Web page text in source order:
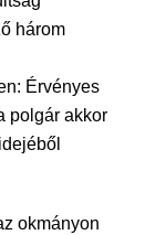
három
Érvényes
polgár akkor
okmányon